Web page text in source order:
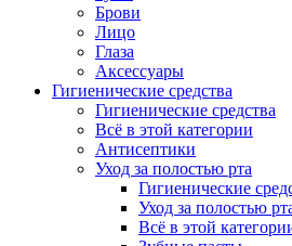
Брови
Лицо
Глаза
Аксессуары
Гигиенические средства
Гигиенические средства
Всё в этой категории
Антисептики
Уход за полостью рта
Гигиенические
Уход за полостью
Всё в этой